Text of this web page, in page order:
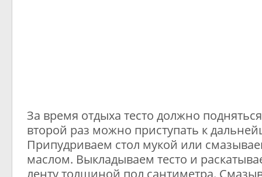
За время отдыха тесто должно
второй раз можно приступать к
Припудриваем стол мукой или
маслом. Выкладываем тесто и
ленту толщиной пол сантиметра.